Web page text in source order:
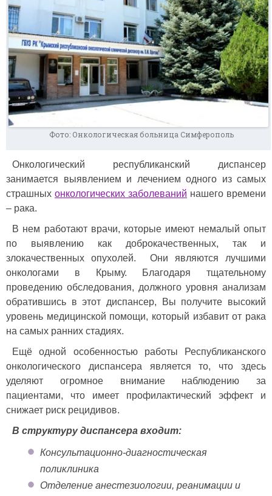
Фото: Онкологическая больница Симферополь
Онкологический республиканский диспансер
занимается выявлением и лечением одного из самых
страшных онкологических заболеваний нашего времени
– рака.
В нем работают врачи, которые имеют немалый опыт
по выявлению как доброкачественных, так и
злокачественных опухолей. Они являются лучшими
онкологами в Крыму. Благодаря тщательному
проведению обследования, должного уровня анализам
обратившись в этот диспансер, Вы получите высокий
уровень медицинской помощи, который избавит от рака
на самых ранних стадиях.
Ещё одной особенностью работы Республиканского
онкологического диспансера является то, что здесь
уделяют огромное внимание наблюдению за
пациентами, что имеет профилактический эффект и
снижает риск рецидивов.
В структуру диспансера входит:
Консультационно-диагностическая
поликлиника
Отделение анестезиологии, реанимации и